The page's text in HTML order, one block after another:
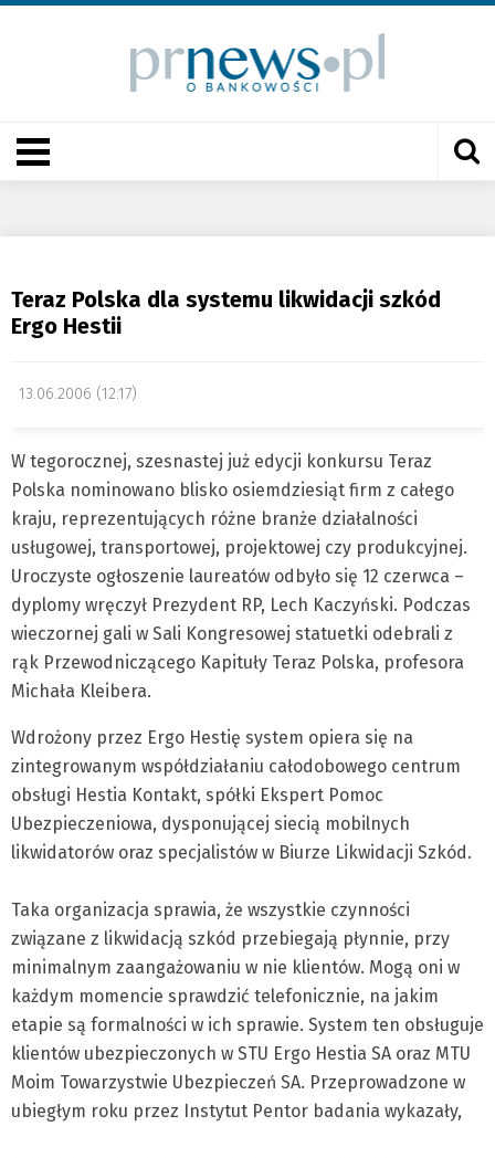
Teraz Polska dla systemu likwidacji szkód
Ergo Hestii
13.06.2006 (12:17)
W tegorocznej, szesnastej już edycji konkursu Teraz
Polska nominowano blisko osiemdziesiąt firm z całego
kraju, reprezentujących różne branże działalności
usługowej, transportowej, projektowej czy produkcyjnej.
Uroczyste ogłoszenie laureatów odbyło się 12 czerwca –
dyplomy wręczył Prezydent RP, Lech Kaczyński. Podczas
wieczornej gali w Sali Kongresowej statuetki odebrali z
rąk Przewodniczącego Kapituły Teraz Polska, profesora
Michała Kleibera.
Wdrożony przez Ergo Hestię system opiera się na
zintegrowanym współdziałaniu całodobowego centrum
obsługi Hestia Kontakt, spółki Ekspert Pomoc
Ubezpieczeniowa, dysponującej siecią mobilnych
likwidatorów oraz specjalistów w Biurze Likwidacji Szkód.
Taka organizacja sprawia, że wszystkie czynności
związane z likwidacją szkód przebiegają płynnie, przy
minimalnym zaangażowaniu w nie klientów. Mogą oni w
każdym momencie sprawdzić telefonicznie, na jakim
etapie są formalności w ich sprawie. System ten obsługuje
klientów ubezpieczonych w STU Ergo Hestia SA oraz MTU
Moim Towarzystwie Ubezpieczeń SA. Przeprowadzone w
ubiegłym roku przez Instytut Pentor badania wykazały,